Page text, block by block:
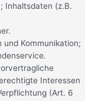
Inhaltsdaten (z.B.
und Kommunikation;
Interessen
(Art. 6